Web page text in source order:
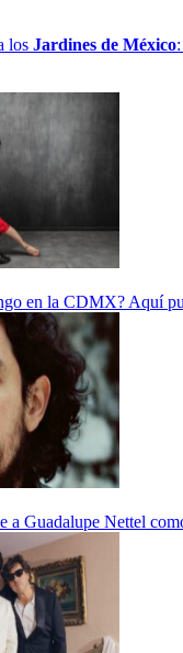
los Jardines de México
en la CDMX? Aquí
a Guadalupe Nettel